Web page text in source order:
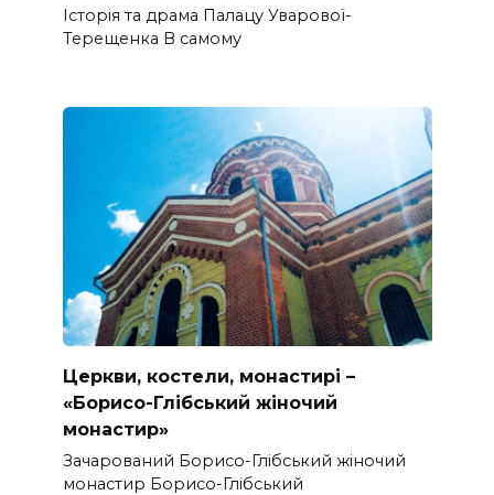
Історія та драма Палацу Уварової-
Терещенка В самому
Церкви, костели, монастирі –
«Борисо-Глібський жіночий
монастир»
Зачарований Борисо-Глібський жіночий
монастир Борисо-Глібський